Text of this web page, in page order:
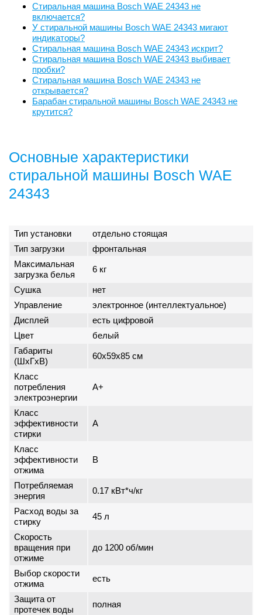
Стиральная машина Bosch WAE 24343 не
включается?
У стиральной машины Bosch WAE 24343 мигают
индикаторы?
Стиральная машина Bosch WAE 24343 искрит?
Стиральная машина Bosch WAE 24343 выбивает
пробки?
Стиральная машина Bosch WAE 24343 не
открывается?
Барабан стиральной машины Bosch WAE 24343 не
крутится?
Основные характеристики
стиральной машины Bosch WAE
24343
Тип установки
отдельно стоящая
Тип загрузки
фронтальная
Максимальная
загрузка белья
6 кг
Сушка
нет
Управление
электронное (интеллектуальное)
Дисплей
есть цифровой
Цвет
белый
Габариты
(ШxГxВ)
60x59x85 см
Класс
потребления
электроэнергии
A+
Класс
эффективности
стирки
A
Класс
эффективности
отжима
B
Потребляемая
энергия
0.17 кВт*ч/кг
Расход воды за
стирку
45 л
Скорость
вращения при
отжиме
до 1200 об/мин
Выбор скорости
отжима
есть
Защита от
протечек воды
полная